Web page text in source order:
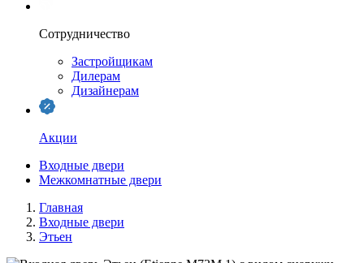
Сотрудничество
Застройщикам
Дилерам
Дизайнерам
Акции
Входные двери
Межкомнатные двери
Главная
Входные двери
Этьен